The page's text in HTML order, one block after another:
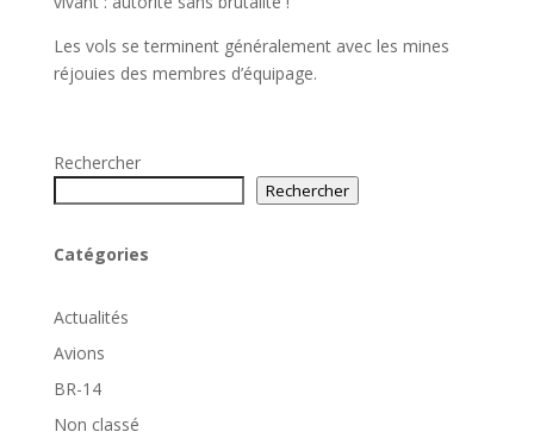
Les vols se terminent généralement avec les mines
réjouies des membres d’équipage.
Rechercher
Rechercher
Catégories
Actualités
Avions
BR-14
Non classé